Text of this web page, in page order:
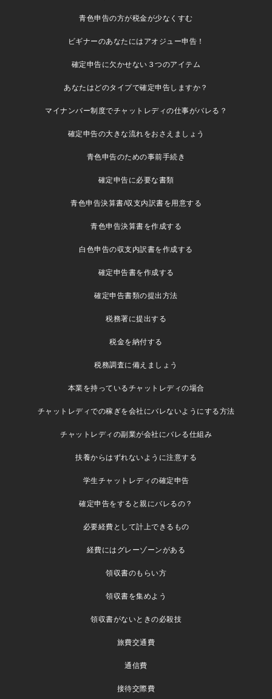
青色申告の方が税金が少なくすむ
ビギナーのあなたにはアオジュー申告！
確定申告に欠かせない３つのアイテム
あなたはどのタイプで確定申告しますか？
マイナンバー制度でチャットレディの仕事がバレる？
確定申告の大きな流れをおさえましょう
青色申告のための事前手続き
確定申告に必要な書類
青色申告決算書/収支内訳書を用意する
青色申告決算書を作成する
白色申告の収支内訳書を作成する
確定申告書を作成する
確定申告書類の提出方法
税務署に提出する
税金を納付する
税務調査に備えましょう
本業を持っているチャットレディの場合
チャットレディでの稼ぎを会社にバレないようにする方法
チャットレディの副業が会社にバレる仕組み
扶養からはずれないように注意する
学生チャットレディの確定申告
確定申告をすると親にバレるの？
必要経費として計上できるもの
経費にはグレーゾーンがある
領収書のもらい方
領収書を集めよう
領収書がないときの必殺技
旅費交通費
通信費
接待交際費